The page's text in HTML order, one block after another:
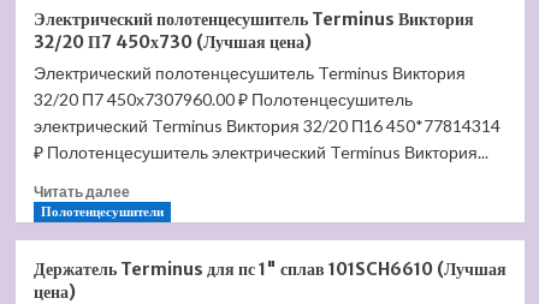
полотенцесушитель
Black&White
N-
337B
черный
(Лучшая
цена)
Электрический полотенцесушитель Terminus Виктория
32/20 П7 450х730 (Лучшая цена)
Электрический полотенцесушитель Terminus Виктория
32/20 П7 450х7307960.00 ₽ Полотенцесушитель
электрический Terminus Виктория 32/20 П16 450*77814314
₽ Полотенцесушитель электрический Terminus Виктория...
Читать далееПрочитать
больше
Электрический
полотенцесушитель
Полотенцесушители
Держатель Terminus для пс 1" сплав 101SCH6610 (Лучшая
цена)